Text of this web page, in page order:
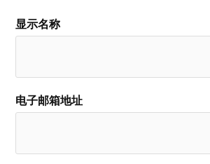
显示名称
电子邮箱地址